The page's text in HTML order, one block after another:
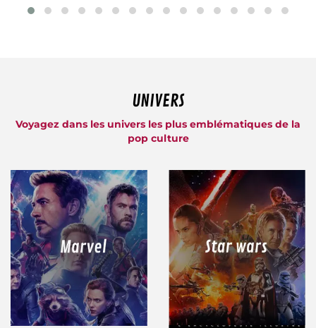
UNIVERS
Voyagez dans les univers les plus emblématiques de la
pop culture